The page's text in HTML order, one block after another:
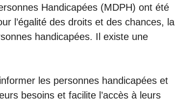
Handicapées (MDPH) ont été
l’égalité des droits et des chances, la
handicapées. Il existe une
les personnes handicapées et
besoins et facilite l’accès à leurs